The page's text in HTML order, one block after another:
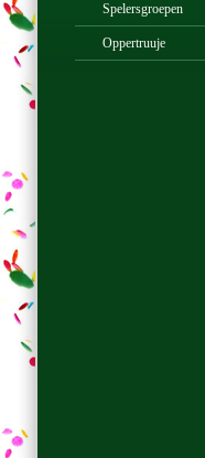
Spelersgroepen
Oppertruuje